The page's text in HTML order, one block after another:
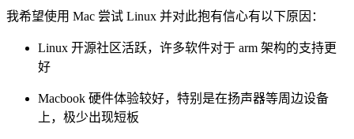
我希望使用 Mac 尝试 Linux 并对此抱有信心有以下原因：
Linux 开源社区活跃，许多软件对于 arm 架构的支持更
好
Macbook 硬件体验较好，特别是在扬声器等周边设备
上，极少出现短板